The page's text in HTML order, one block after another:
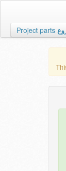
Project parts